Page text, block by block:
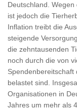
Deutschland.
ist jedoch die
Inflation treibt die
steigende
die zehntausenden
noch durch die von
Spendenbereitschaft
belastet sind.
Organisationen in
Jahres um mehr als